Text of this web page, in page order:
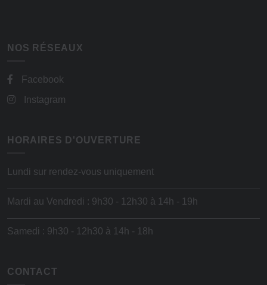
NOS RÉSEAUX
Facebook
Instagram
HORAIRES D'OUVERTURE
Lundi sur rendez-vous uniquement
Mardi au Vendredi : 9h30 - 12h30 à 14h - 19h
Samedi : 9h30 - 12h30 à 14h - 18h
CONTACT